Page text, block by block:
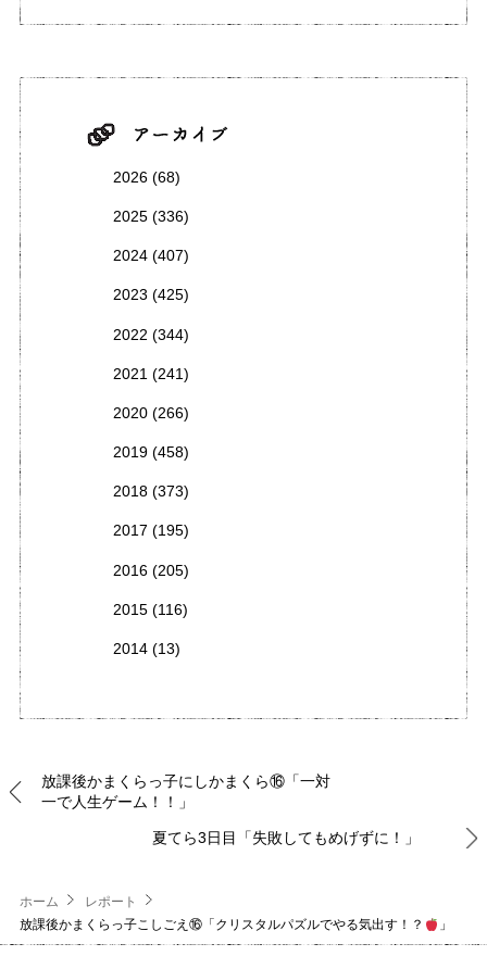
2026(68)
2025(336)
2024(407)
2023 (425)
2022 (344)
2021 (241)
2020(266)
2019(458)
2018(373)
2017 (195)
2016(205)
2015(116)
2014(13)
放課後かまくらっ子にしかまくら⑯「一対
一で人生ゲーム！！」
夏てら3日目「失敗してもめげずに！」
ホーム
レポート
放課後かまくらっ子こしごえ⑯「クリスタルパズルでやる気出す！？
」